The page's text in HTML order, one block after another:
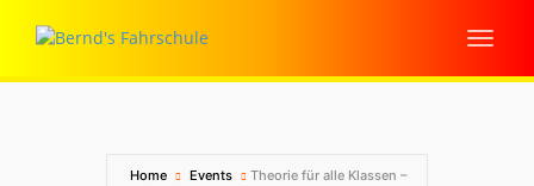
Home Events
Theorie für alle Klassen –